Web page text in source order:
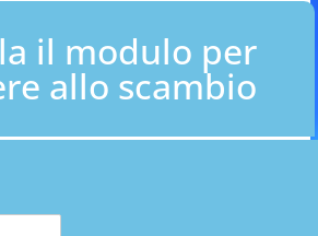
il modulo per
allo scambio